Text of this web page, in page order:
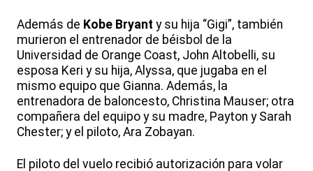
Además de Kobe Bryant y su hija “Gigi”, también
murieron el entrenador de béisbol de la
Universidad de Orange Coast, John Altobelli, su
esposa Keri y su hija, Alyssa, que jugaba en el
mismo equipo que Gianna. Además, la
entrenadora de baloncesto, Christina Mauser; otra
compañera del equipo y su madre, Payton y Sarah
Chester; y el piloto, Ara Zobayan.
El piloto del vuelo recibió autorización para volar